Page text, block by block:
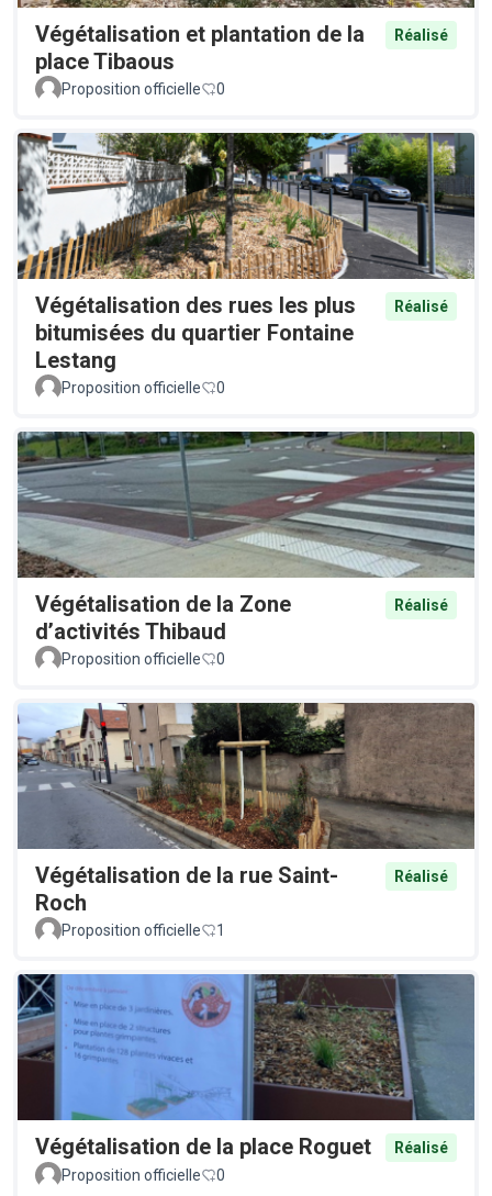
Végétalisation et plantation de la
place Tibaous
Réalisé
Proposition officielle 0
Végétalisation des rues les plus
bitumisées du quartier Fontaine
Lestang
Réalisé
Proposition officielle 0
Végétalisation de la Zone
d’activités Thibaud
Réalisé
Proposition officielle 0
Végétalisation de la rue Saint-
Roch
Réalisé
Proposition officielle 1
Végétalisation de la place Roguet
Réalisé
Proposition officielle
0